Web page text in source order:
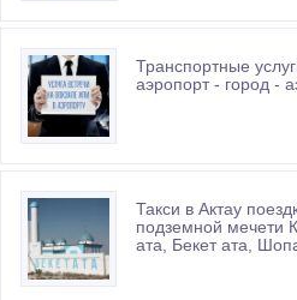
Транспортные
аэропорт - город -
Такси в Актау
подземной мечети
ата, Бекет ата,